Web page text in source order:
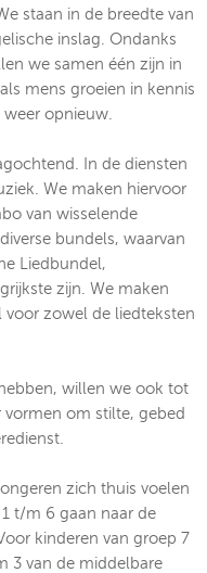
staan in de breedte van
inslag. Ondanks
we samen één zijn in
mens groeien in kennis
opnieuw.
In de diensten
We maken hiervoor
van wisselende
bundels, waarvan
Liedbundel,
zijn. We maken
voor zowel de liedteksten
willen we ook tot
om stilte, gebed
zich thuis voelen
t/m 6 gaan naar de
kinderen van groep 7
3 van de middelbare